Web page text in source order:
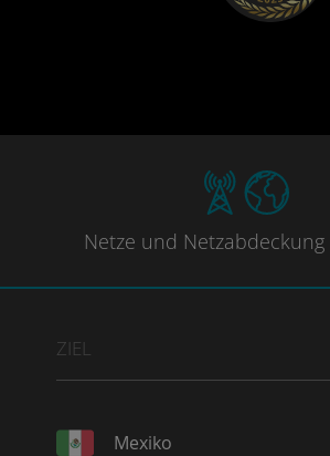
Netze und Netzabdeckung
ZIEL
Mexiko